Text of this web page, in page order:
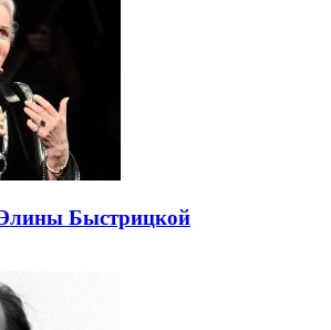
Быстрицкой